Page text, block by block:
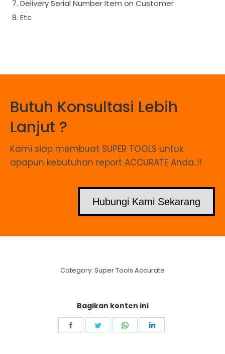
Delivery Serial Number Item on Customer
Etc
Butuh Konsultasi Lebih
Lanjut ?
Kami siap membuat SUPER TOOLS untuk
apapun kebutuhan report ACCURATE Anda..!!
Hubungi Kami Sekarang
Category: Super Tools Accurate
Bagikan konten ini
Share
Share
Share